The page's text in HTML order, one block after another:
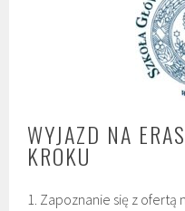
WYJAZD NA
KROKU
1. Zapoznanie się z ofertą